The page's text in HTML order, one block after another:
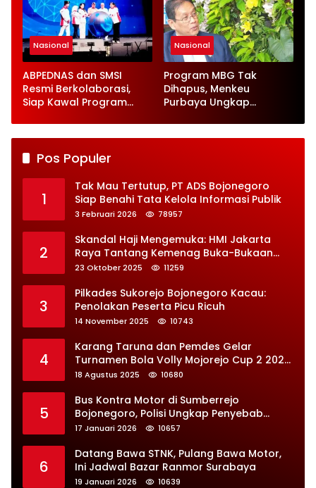
Nasional
ABPEDNAS dan SMSI
Resmi Berkolaborasi,
Siap Kawal Program
Nasional
Program MBG Tak
Dihapus, Menkeu
Purbaya Ungkap
besaran
Pos Populer
1
Tak Mau Tertutup, PT ADS Bojonegoro
Siap Benahi Tata Kelola Informasi Publik
3 Februari 2026 78957
2
Skandal Haji Mengemuka: HMI Jakarta
Raya Tantang Kemenag Buka-Bukaan
Soal Kontrak Syarekah Bermasalah
23 Oktober 2025 11259
3
Pilkades Sukorejo Bojonegoro Kacau:
Penolakan Peserta Picu Ricuh
14 November 2025 10743
4
Karang Taruna dan Pemdes Gelar
Turnamen Bola Volly Mojorejo Cup 2 2025,
Diikuti 28 Tim
18 Agustus 2025 10680
5
Bus Kontra Motor di Sumberrejo
Bojonegoro, Polisi Ungkap Penyebab
Kecelakaan
17 Januari 2026 10657
6
Datang Bawa STNK, Pulang Bawa Motor,
Ini Jadwal Bazar Ranmor Surabaya
19 Januari 2026 10639